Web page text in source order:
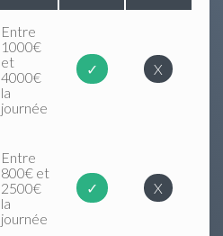
Entre
1000€
et
4000€
la
journée
✓ X
Entre
800€ et
2500€
la
journée
✓ X